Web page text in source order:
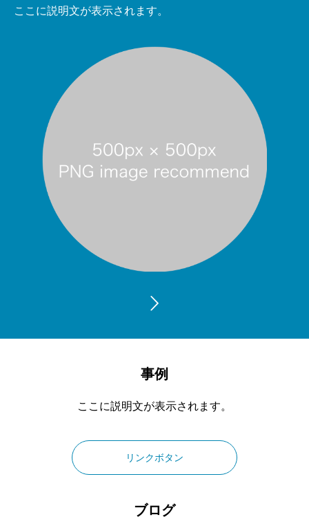
ここに説明文が表示されます。
事例
ここに説明文が表示されます。
リンクボタン
ブログ